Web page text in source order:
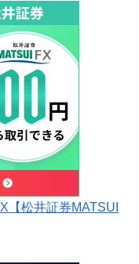
【松井証券MATSUI